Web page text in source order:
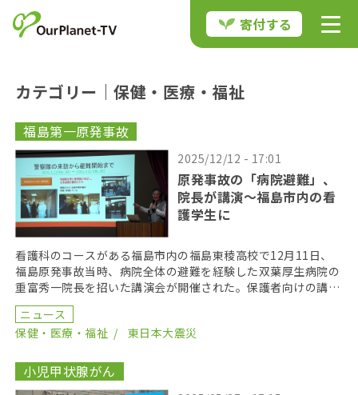
寄付する
カテゴリー｜保健・医療・福祉
福島第一原発事故
2025/12/12 - 17:01
原発事故の「病院避難」、
院長が講演～福島市内の看
護学生に
看護科のコースがある福島市内の福島東稜高校で12月11日、
福島原発事故当時、病院全体の避難を経験した双葉厚生病院の
重富秀一院長を招いた講演会が開催された。保護者向けの講演
会だったが、看護科の生徒も参加。15年前に起きた病 […]
ニュース
保健・医療・福祉
東日本大震災
小児甲状腺がん